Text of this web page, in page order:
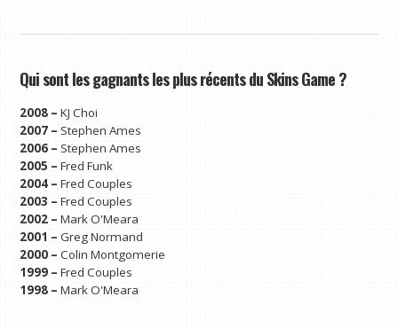
Qui sont les gagnants les plus récents du Skins Game ?
2008 –KJ Choi
2007 – Stephen Ames
2006 – Stephen Ames
2005 –Fred Funk
2004 –Fred Couples
2003 –Fred Couples
2002 –Mark O'Meara
2001 –Greg Normand
2000 –Colin Montgomerie
1999 –Fred Couples
1998 –Mark O'Meara